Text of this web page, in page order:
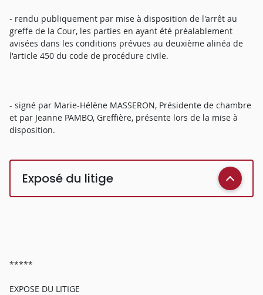
- rendu publiquement par mise à disposition de l'arrêt au
greffe de la Cour, les parties en ayant été préalablement
avisées dans les conditions prévues au deuxième alinéa de
l'article 450 du code de procédure civile.
- signé par Marie-Hélène MASSERON, Présidente de chambre
et par Jeanne PAMBO, Greffière, présente lors de la mise à
disposition.
Exposé du litige
*****
EXPOSE DU LITIGE